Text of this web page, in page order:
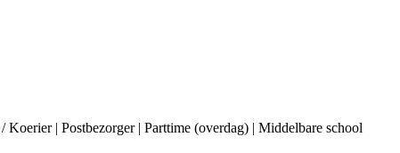
| Postbezorger | Parttime (overdag) | Middelbare school